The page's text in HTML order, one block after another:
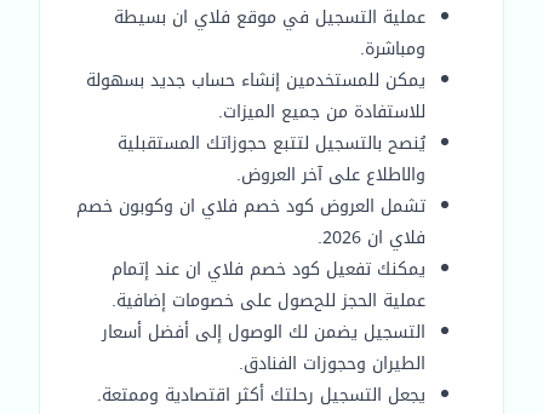
عملية التسجيل في موقع فلاي ان بسيطة
ومباشرة.
يمكن للمستخدمين إنشاء حساب جديد بسهولة
للاستفادة من جميع الميزات.
يُنصح بالتسجيل لتتبع حجوزاتك المستقبلية
والاطلاع على آخر العروض.
تشمل العروض كود خصم فلاي ان وكوبون خصم
فلاي ان 2026.
يمكنك تفعيل كود خصم فلاي ان عند إتمام
عملية الحجز للحصول على خصومات إضافية.
التسجيل يضمن لك الوصول إلى أفضل أسعار
الطيران وحجوزات الفنادق.
يجعل التسجيل رحلتك أكثر اقتصادية وممتعة.